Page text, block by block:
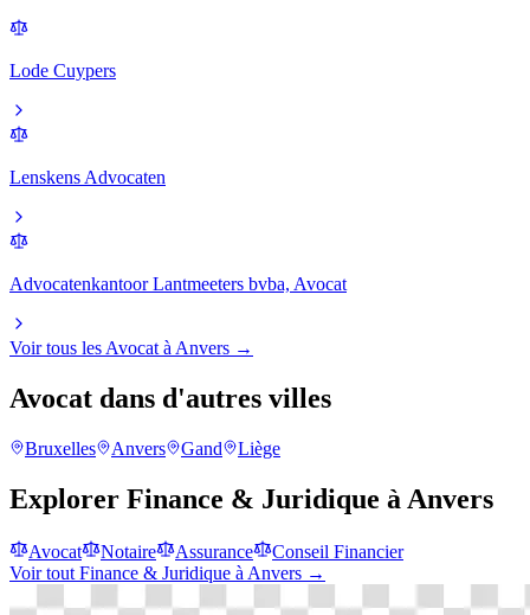
Lode Cuypers
Lenskens Advocaten
Advocatenkantoor Lantmeeters bvba, Avocat
Voir tous les Avocat à Anvers →
Avocat dans d'autres villes
Bruxelles Anvers Gand Liège
Explorer Finance & Juridique à Anvers
Avocat Notaire Assurance
Conseil Financier
Voir tout Finance & Juridique à Anvers →